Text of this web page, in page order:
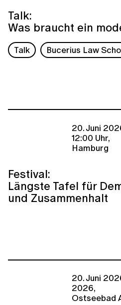
Talk:
Was braucht ein
Talk Bucerius Law
20. Juni
12:00 Uhr,
Hamburg
Festival:
Längste Tafel für
und Zusammenhalt
20. Juni
2026,
Ostseebad